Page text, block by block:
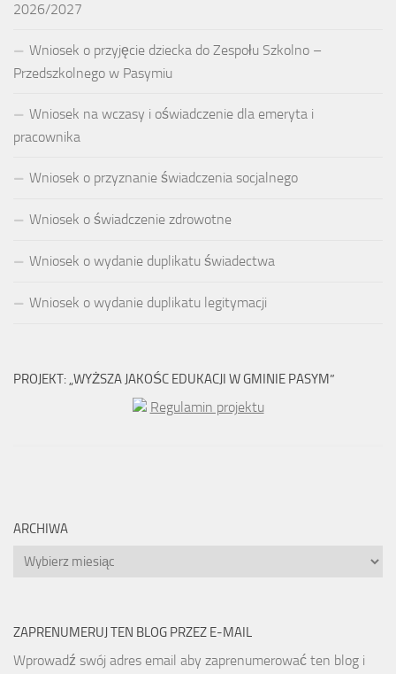
2026/2027
Wniosek o przyjęcie dziecka do Zespołu Szkolno –
Przedszkolnego w Pasymiu
Wniosek na wczasy i oświadczenie dla emeryta i
pracownika
Wniosek o przyznanie świadczenia socjalnego
Wniosek o świadczenie zdrowotne
Wniosek o wydanie duplikatu świadectwa
Wniosek o wydanie duplikatu legitymacji
PROJEKT: „WYŻSZA JAKOŚC EDUKACJI W GMINIE PASYM”
Regulamin projektu
ARCHIWA
Archiwa
ZAPRENUMERUJ TEN BLOG PRZEZ E-MAIL
Wprowadź swój adres email aby zaprenumerować ten blog i